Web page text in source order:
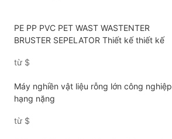
PE PP PVC PET WAST WASTENTER
BRUSTER SEPELATOR Thiết kế thiết kế
từ $
Máy nghiền vật liệu rỗng lớn công nghiệp
hạng nặng
từ $